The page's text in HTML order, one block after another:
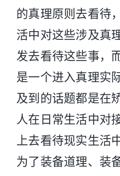
的真理原则去看待
活中对这些涉及真
发去看待这些事，
是一个进入真理实
及到的话题都是在
人在日常生活中对
上去看待现实生
为了装备道理、装